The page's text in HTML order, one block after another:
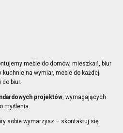
meble do domów, mieszkań, biur
kuchnie na wymiar, meble do każdej
do biur.
projektów , wymagających
myślenia.
sobie wymarzysz – skontaktuj się